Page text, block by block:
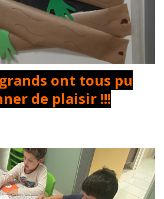
ont tous pu
de plaisir !!!